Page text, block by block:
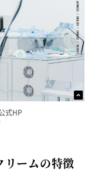
式HP
リームの特徴